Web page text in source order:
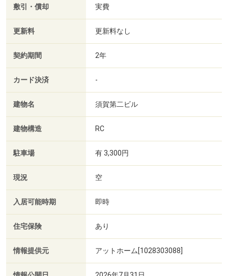
敷引・償却 実費
更新料 更新料なし
契約期間 2年
カード決済 -
建物名 須賀第二ビル
建物構造 RC
駐車場 有 3,300円
現況 空
入居可能時期 即時
住宅保険 あり
情報提供元 アットホーム[1028303088]